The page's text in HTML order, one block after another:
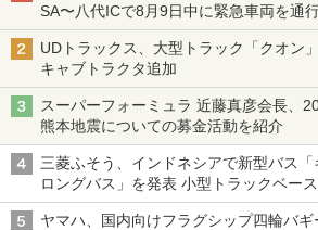
SA〜八代ICで8月9日中に緊急車両を通
UDトラックス、大型トラック「クオン
キャブトラクタ追加
スーパーフォーミュラ 近藤真彦会長、
熊本地震についての募金活動を紹介
三菱ふそう、インドネシアで新型バス
ロングバス」を発表 小型トラックベー
バス
ヤマハ、国内向けフラグシップ四輪バ